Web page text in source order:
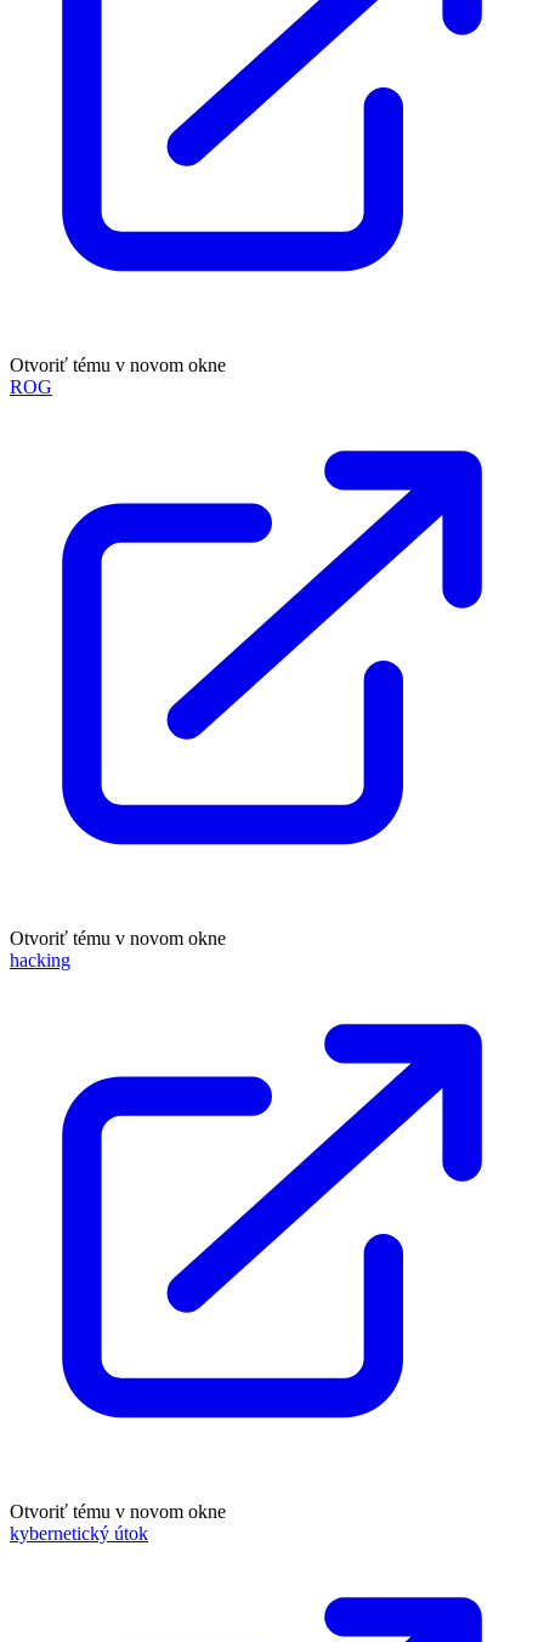
Otvoriť tému v novom okne
ROG
Otvoriť tému v novom okne
hacking
Otvoriť tému v novom okne
kybernetický útok